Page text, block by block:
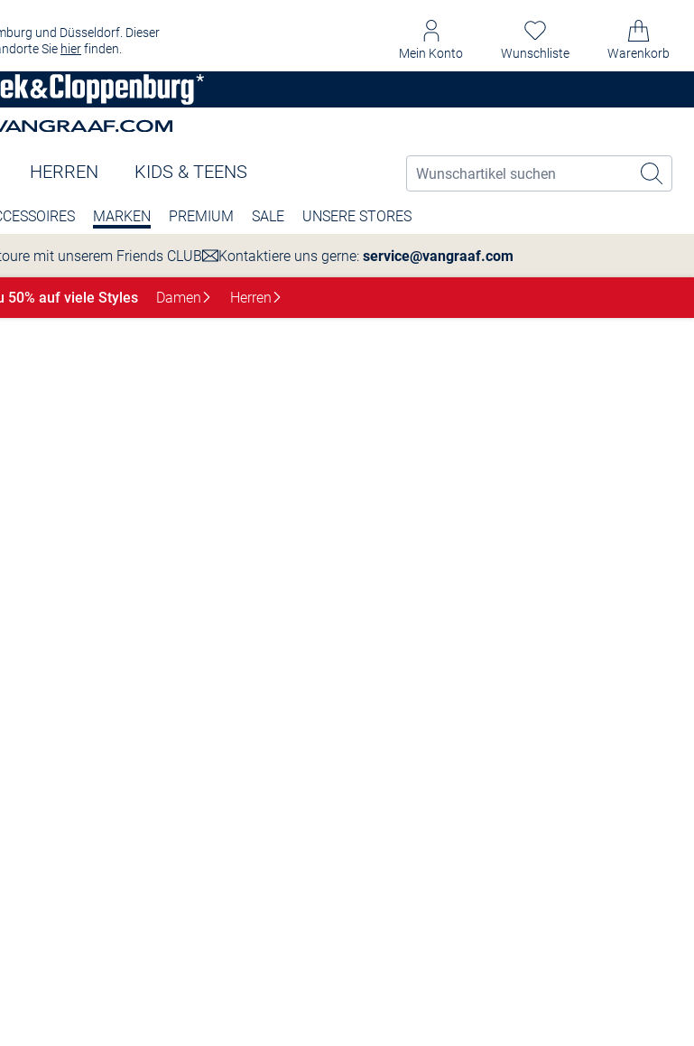
und Düsseldorf. Dieser
Sie hierfinden. Mein Konto Wunschliste Warenkorb
HERREN KIDS & TEENS
MARKEN PREMIUM SALE UNSERE STORES
mit unserem Friends CLUB Kontaktiere uns gerne: service@vangraaf.com
50% auf viele Styles Damen Herren